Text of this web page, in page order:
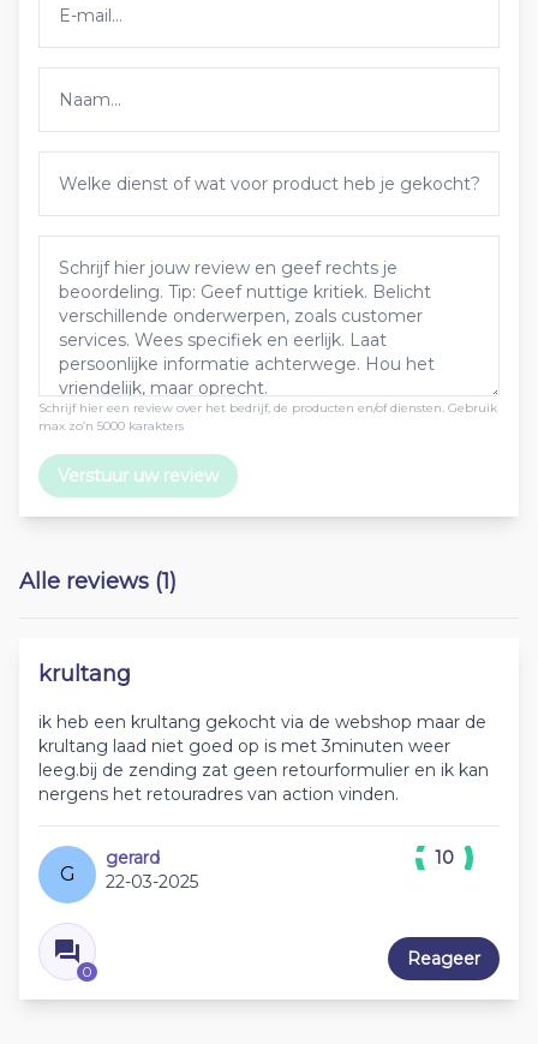
Schrijf hier een review over het bedrijf, de producten en/of diensten. Gebruik
max zo’n 5000 karakters
Verstuur uw review
Alle reviews (1)
krultang
ik heb een krultang gekocht via de webshop maar de
krultang laad niet goed op is met 3minuten weer
leeg.bij de zending zat geen retourformulier en ik kan
nergens het retouradres van action vinden.
G
gerard
22-03-2025
0
10
Reageer